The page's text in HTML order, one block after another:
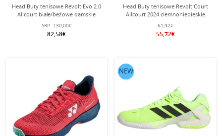
Head Buty tenisowe Revolt Evo 2.0
Allcourt białe/beżowe damskie
SRP: 130,00€
82,58€
Head Buty tenisowe Revolt Court
Allcourt 2024 ciemnoniebieskie
Damskie
61,92€
55,72€
NEW